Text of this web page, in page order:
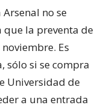
no se
la preventa de
Es
sólo si se compra
Universidad de
a una entrada